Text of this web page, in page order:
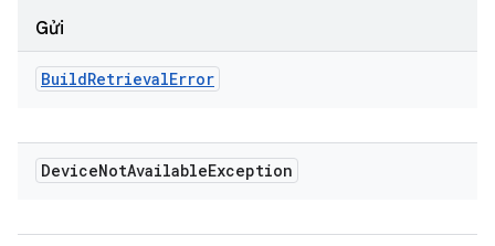
Gửi
BuildRetrievalError
DeviceNotAvailableException